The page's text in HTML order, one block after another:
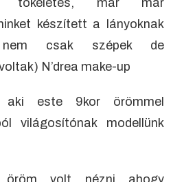
tökéletes, már már
készített a lányoknak
csak szépek de
N’drea make-up
aki este 9kor örömmel
világosítónak modellünk